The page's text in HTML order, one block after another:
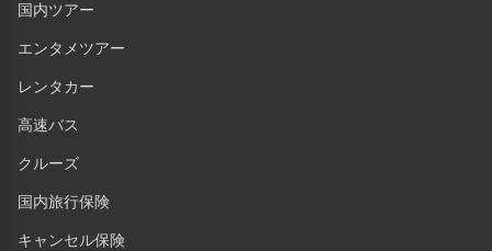
国内ツアー
エンタメツアー
レンタカー
高速バス
クルーズ
国内旅行保険
キャンセル保険